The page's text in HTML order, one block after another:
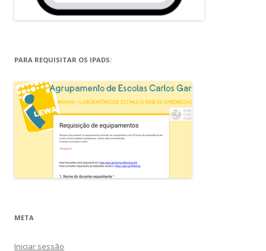
PARA REQUISITAR OS IPADS:
META
Iniciar sessão